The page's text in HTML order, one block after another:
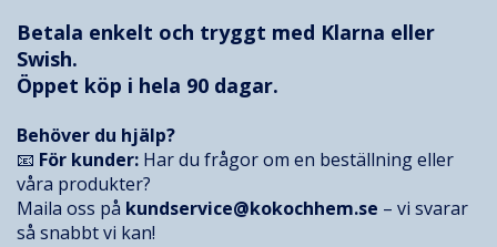
Betala enkelt och tryggt med Klarna eller
Swish.
Öppet köp i hela 90 dagar.
Behöver du hjälp?
📧 För kunder: Har du frågor om en beställning eller
våra produkter?
Maila oss på kundservice@kokochhem.se – vi svarar
så snabbt vi kan!